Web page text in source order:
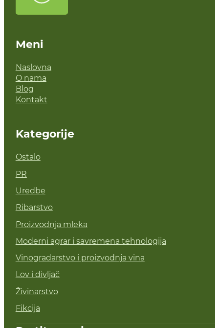
Meni
Naslovna
O nama
Blog
Kontakt
Kategorije
Ostalo
PR
Uredbe
Ribarstvo
Proizvodnja mleka
Moderni agrar i savremena tehnologija
Vinogradarstvo i proizvodnja vina
Lov i divljač
Živinarstvo
Fikcija